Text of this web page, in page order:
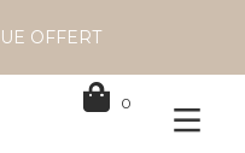
OFFERT
0